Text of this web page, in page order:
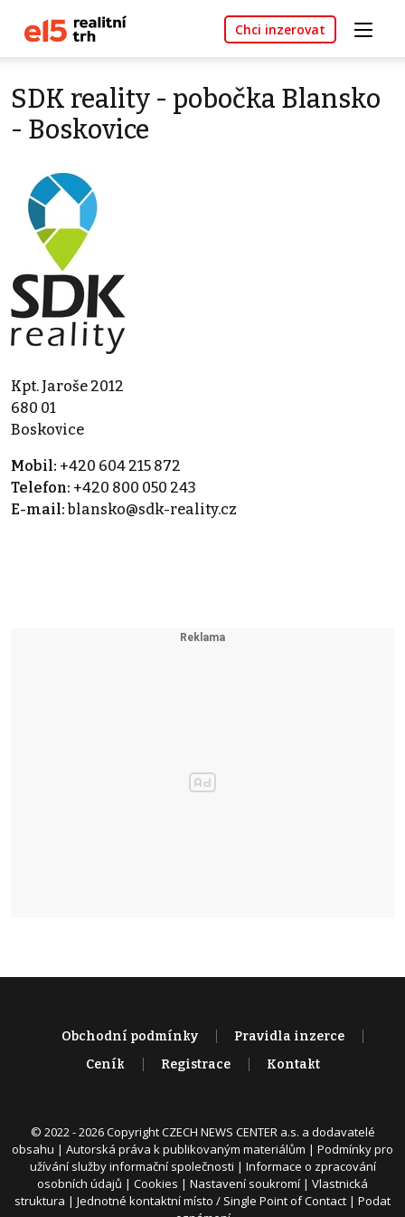
Chci inzerovat
SDK reality - pobočka Blansko
- Boskovice
Kpt. Jaroše 2012
680 01
Boskovice
Mobil: +420 604 215 872
Telefon: +420 800 050 243
E-mail: blansko@sdk-reality.cz
Obchodní podmínky
Pravidla inzerce
Ceník
Registrace Kontakt
© 2022 - 2026 Copyright CZECH NEWS CENTER a.s. a dodavatelé
obsahu | Autorská práva k publikovaným materiálům | Podmínky pro
užívání služby informační společnosti | Informace o zpracování
osobních údajů | Cookies | Nastavení soukromí | Vlastnická
struktura | Jednotné kontaktní místo / Single Point of Contact | Podat